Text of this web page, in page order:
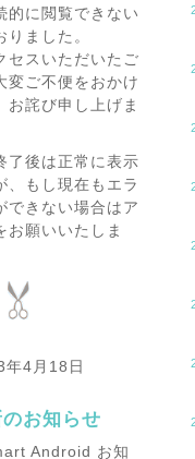
的に閲覧できない
ました。
セスいただいたご
変ご不便をおかけ
お詫び申し上げま
了後は正常に表示
、もし現在もエラ
できない場合はア
お願いいたしま
年4月18日
お知らせ
Android お知